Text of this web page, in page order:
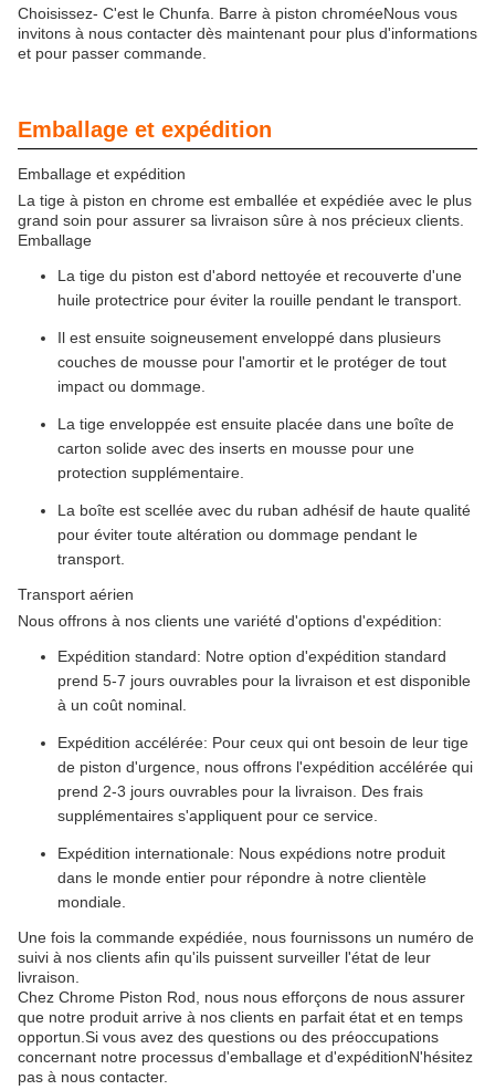
Choisissez- C'est le Chunfa. Barre à piston chroméeNous vous
invitons à nous contacter dès maintenant pour plus d'informations
et pour passer commande.
Emballage et expédition
Emballage et expédition
La tige à piston en chrome est emballée et expédiée avec le plus
grand soin pour assurer sa livraison sûre à nos précieux clients.
Emballage
La tige du piston est d'abord nettoyée et recouverte d'une
huile protectrice pour éviter la rouille pendant le transport.
Il est ensuite soigneusement enveloppé dans plusieurs
couches de mousse pour l'amortir et le protéger de tout
impact ou dommage.
La tige enveloppée est ensuite placée dans une boîte de
carton solide avec des inserts en mousse pour une
protection supplémentaire.
La boîte est scellée avec du ruban adhésif de haute qualité
pour éviter toute altération ou dommage pendant le
transport.
Transport aérien
Nous offrons à nos clients une variété d'options d'expédition:
Expédition standard: Notre option d'expédition standard
prend 5-7 jours ouvrables pour la livraison et est disponible
à un coût nominal.
Expédition accélérée: Pour ceux qui ont besoin de leur tige
de piston d'urgence, nous offrons l'expédition accélérée qui
prend 2-3 jours ouvrables pour la livraison. Des frais
supplémentaires s'appliquent pour ce service.
Expédition internationale: Nous expédions notre produit
dans le monde entier pour répondre à notre clientèle
mondiale.
Une fois la commande expédiée, nous fournissons un numéro de
suivi à nos clients afin qu'ils puissent surveiller l'état de leur
livraison.
Chez Chrome Piston Rod, nous nous efforçons de nous assurer
que notre produit arrive à nos clients en parfait état et en temps
opportun.Si vous avez des questions ou des préoccupations
concernant notre processus d'emballage et d'expéditionN'hésitez
pas à nous contacter.